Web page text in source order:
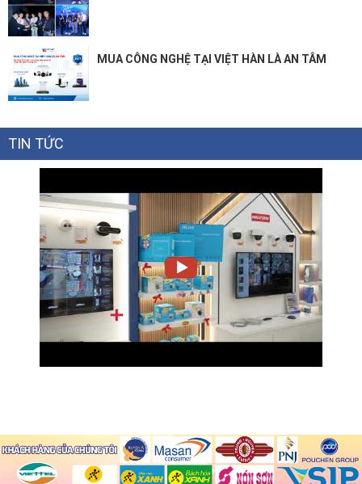
MUA CÔNG NGHỆ TẠI VIỆT HÀN LÀ AN TÂM
TIN TỨC